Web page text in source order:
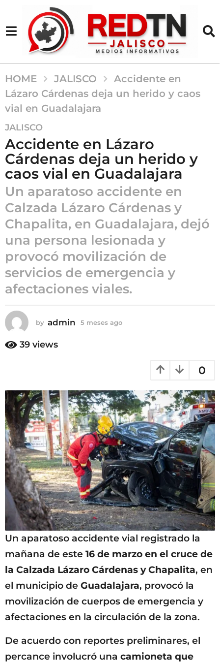
HOME JALISCO
Accidente en
Lázaro Cárdenas deja un herido y caos
vial en Guadalajara
5
m
e
s
e
a
g
o
5
m
e
e
s
g
o
JALISCO
Accidente en Lázaro
Cárdenas deja un herido y
caos vial en Guadalajara
Un aparatoso accidente en
Calzada Lázaro Cárdenas y
Chapalita, en Guadalajara, dejó
una persona lesionada y
provocó movilización de
servicios de emergencia y
afectaciones viales.
by admin 5 meses ago
o
39 views
0
Un aparatoso accidente vial registrado la
mañana de este 16 de marzo en el cruce de
la Calzada Lázaro Cárdenas y Chapalita, en
el municipio de Guadalajara, provocó la
movilización de cuerpos de emergencia y
afectaciones en la circulación de la zona.
De acuerdo con reportes preliminares, el
percance involucró una camioneta que